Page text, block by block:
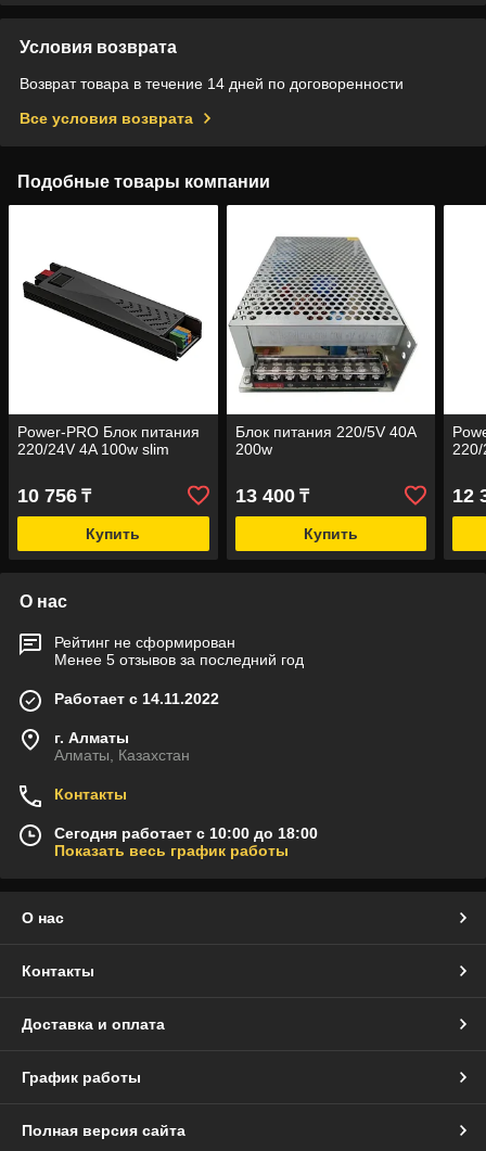
Условия возврата
Возврат товара в течение 14 дней по договоренности
Все условия возврата
Подобные товары компании
Power-PRO Блок питания
220/24V 4A 100w slim
10 756 ₸
Купить
Блок питания 220/5V 40A
200w
13 400₸
Купить
220/
12
О нас
Рейтинг не сформирован
Менее 5 отзывов за последний год
Работает с 14.11.2022
г. Алматы
Алматы, Казахстан
Контакты
Сегодня работает с 10:00 до 18:00
Показать весь график работы
О нас
Контакты
Доставка и оплата
График работы
Полная версия сайта